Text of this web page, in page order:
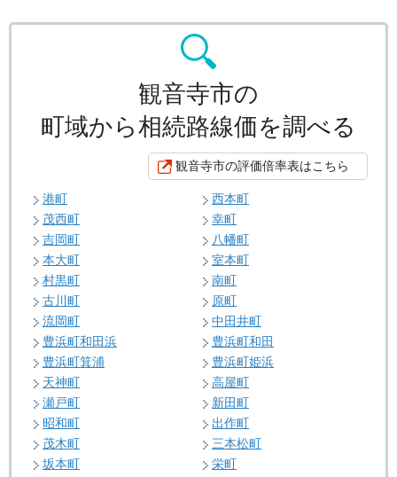
観音寺市の
町域から相続路線価を調べる
観音寺市の評価倍率表はこちら
港町
西本町
茂西町
幸町
吉岡町
八幡町
本大町
室本町
村黒町
南町
古川町
原町
流岡町
中田井町
豊浜町和田浜
豊浜町和田
豊浜町箕浦
豊浜町姫浜
天神町
高屋町
瀬戸町
新田町
昭和町
出作町
茂木町
三本松町
坂本町
栄町